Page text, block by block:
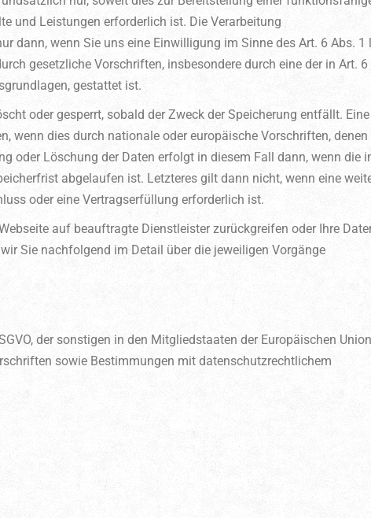
und Leistungen erforderlich ist. Die Verarbeitung
dann, wenn Sie uns eine Einwilligung im Sinne des Art. 6 Abs. 1
gesetzliche Vorschriften, insbesondere durch eine der in Art. 6
gestattet ist.
oder gesperrt, sobald der Zweck der Speicherung entfällt. Eine
wenn dies durch nationale oder europäische Vorschriften, denen
oder Löschung der Daten erfolgt in diesem Fall dann, wenn die
abgelaufen ist. Letzteres gilt dann nicht, wenn eine
oder eine Vertragserfüllung erforderlich ist.
auf beauftragte Dienstleister zurückgreifen oder Ihre
Sie nachfolgend im Detail über die jeweiligen Vorgänge
der sonstigen in den Mitgliedstaaten der Europäischen Union
sowie Bestimmungen mit datenschutzrechtlichem